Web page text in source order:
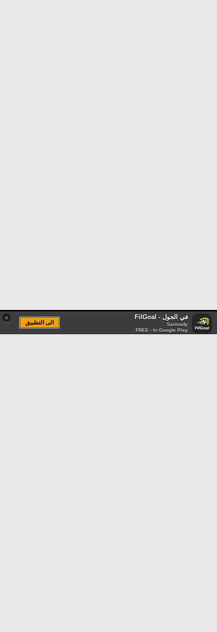
× في الجول - FilGoal
Sarmady
FREE - In Google Play
الى التطبيق